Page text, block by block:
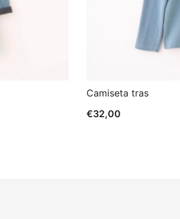
Camiseta tras
€32,00